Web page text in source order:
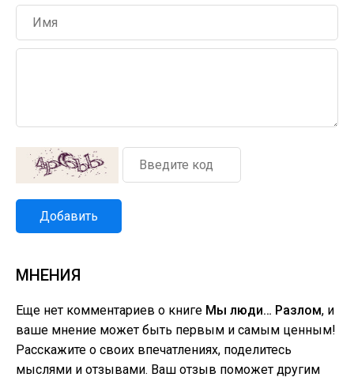
Добавить
МНЕНИЯ
Еще нет комментариев о книге Мы люди… Разлом, и
ваше мнение может быть первым и самым ценным!
Расскажите о своих впечатлениях, поделитесь
мыслями и отзывами. Ваш отзыв поможет другим